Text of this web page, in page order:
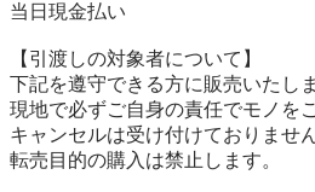
当日現金払い
【引渡しの対象者について】
下記を遵守できる⽅に販売いたしま
現地で必ずご⾃⾝の責任でモノを
キャンセルは受け付けておりません
転売⽬的の購⼊は禁⽌します。